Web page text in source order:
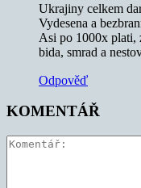
Ukrajiny celkem
Vydesena a
Asi po 1000x plati,
bida, smrad a
Odpověď
KOMENTÁŘ